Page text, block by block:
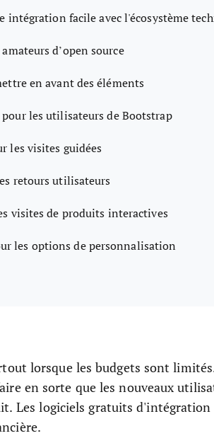
intégration facile avec l'écosystème
d’open source
en avant des éléments
les utilisateurs de Bootstrap
les visites guidées
retours utilisateurs
visites de produits interactives
les options de personnalisation
lorsque les budgets sont
en sorte que les nouveaux
Les logiciels gratuits d'intégration